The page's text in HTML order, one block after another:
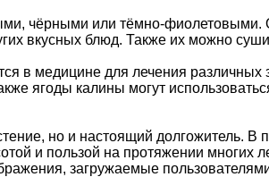
чёрными или тёмно-
вкусных блюд. Также их можно
в медицине для лечения
ягоды калины могут
но и настоящий долгожитель.
и пользой на протяжении многих
загружаемые